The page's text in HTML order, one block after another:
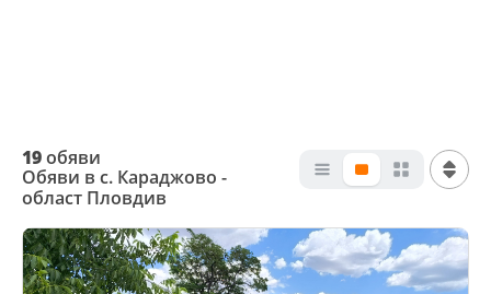
19обяви
Обяви в с. Караджово -
област Пловдив